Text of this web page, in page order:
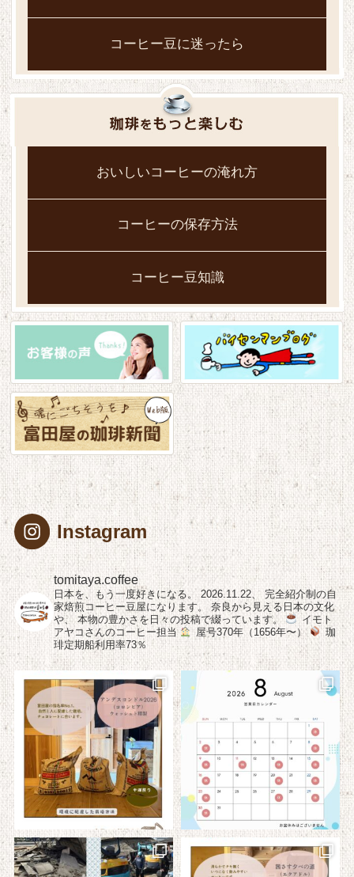
コーヒー豆に迷ったら
おいしいコーヒーの淹れ方
コーヒーの保存方法
コーヒー豆知識
Instagram
tomitaya.coffee
日本を、もう一度好きになる。 2026.11.22、 完全紹介制の自
家焙煎コーヒー豆屋になります。 奈良から見える日本の文化
や、 本物の豊かさを日々の投稿で綴っています。
イモト
アヤコさんのコーヒー担当
屋号370年（1656年〜）
珈
琲定期船利用率73％